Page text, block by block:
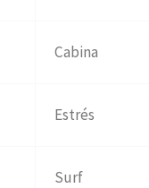
Cabina
Estrés
Surf